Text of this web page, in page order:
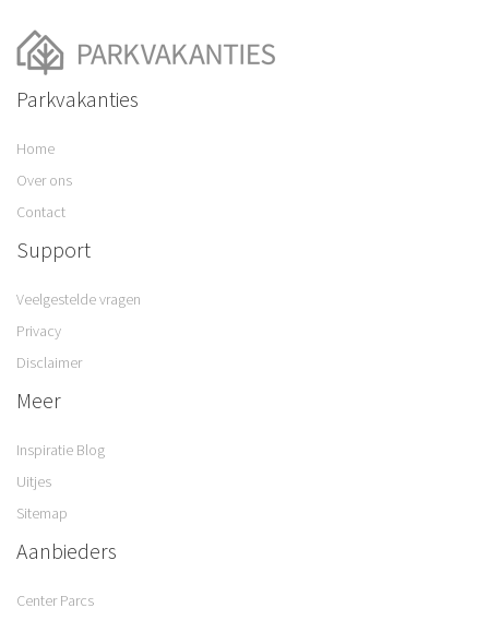
Parkvakanties
Home
Over ons
Contact
Support
Veelgestelde vragen
Privacy
Disclaimer
Meer
Inspiratie Blog
Uitjes
Sitemap
Aanbieders
Center Parcs